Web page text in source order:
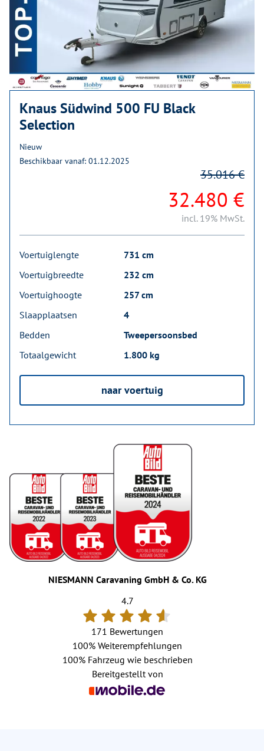
Knaus Südwind 500 FU Black
Selection
Nieuw
Beschikbaar vanaf: 01.12.2025
32.480 €
35.016 €
incl. 19% MwSt.
Voertuiglengte
731 cm
Voertuigbreedte
232 cm
Voertuighoogte
257 cm
Slaapplaatsen
4
Bedden
Tweepersoonsbed
Totaalgewicht
1.800 kg
naar voertuig
NIESMANN Caravaning GmbH & Co. KG
4.7
171 Bewertungen
100% Weiterempfehlungen
100%Fahrzeug wie beschrieben
Bereitgestellt von